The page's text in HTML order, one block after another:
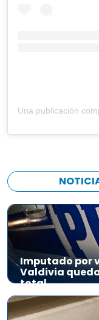
Imputado por
Valdivia
total